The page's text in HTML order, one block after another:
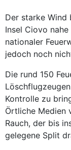
Der starke Wind
Insel Ciovo
nationaler
jedoch noch
Die rund 150
Kontrolle zu
Örtliche Medien
Rauch, der bis
gelegene Split